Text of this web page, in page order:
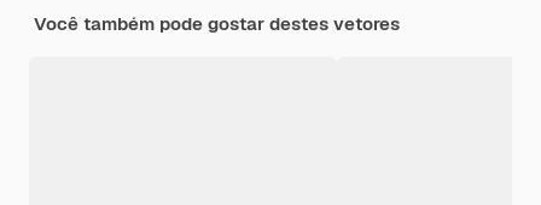
Você também pode gostar destes vetores